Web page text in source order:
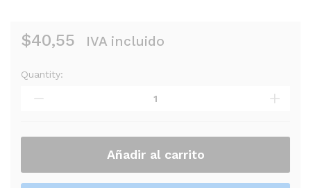
$40,55 IVA incluido
PEDESTAL
MIC
Quantity:
Añadir al carrito